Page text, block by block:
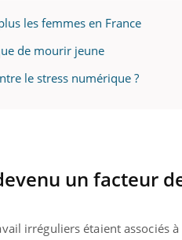
les femmes en France
de mourir jeune
le stress numérique ?
un facteur
irréguliers étaient associés